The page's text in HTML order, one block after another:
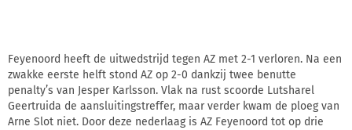
Feyenoord heeft de uitwedstrijd tegen AZ met 2-1 verloren. Na een
zwakke eerste helft stond AZ op 2-0 dankzij twee benutte
penalty’s van Jesper Karlsson. Vlak na rust scoorde Lutsharel
Geertruida de aansluitingstreffer, maar verder kwam de ploeg van
Arne Slot niet. Door deze nederlaag is AZ Feyenoord tot op drie